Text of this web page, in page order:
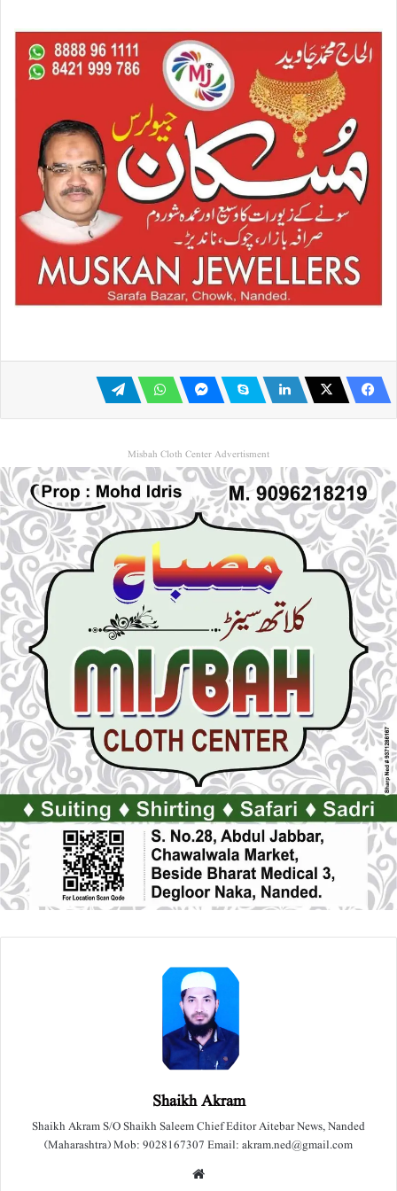
Misbah Cloth Center Advertisment
Shaikh Akram
Shaikh Akram S/O Shaikh Saleem Chief Editor Aitebar News, Nanded
(Maharashtra) Mob: 9028167307 Email: akram.ned@gmail.com